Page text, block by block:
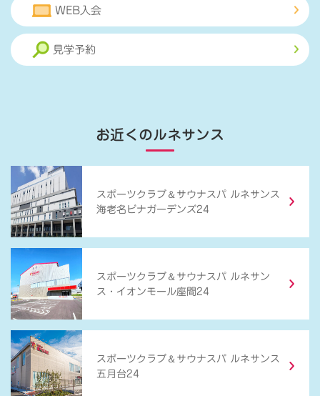
WEB入会
見学予約
お近くのルネサンス
スポーツクラブ ＆ サウナスパ ルネサンス
海老名ビナガーデンズ24
スポーツクラブ ＆ サウナスパ ルネサン
ス・イオンモール座間24
スポーツクラブ ＆ サウナスパ ルネサンス
五月台24